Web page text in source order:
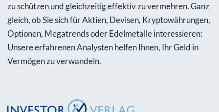
zu schützen und gleichzeitig effektiv zu vermehren. Ganz
gleich, ob Sie sich für Aktien, Devisen, Kryptowährungen,
Optionen, Megatrends oder Edelmetalle interessieren:
Unsere erfahrenen Analysten helfen Ihnen, Ihr Geld in
Vermögen zu verwandeln.